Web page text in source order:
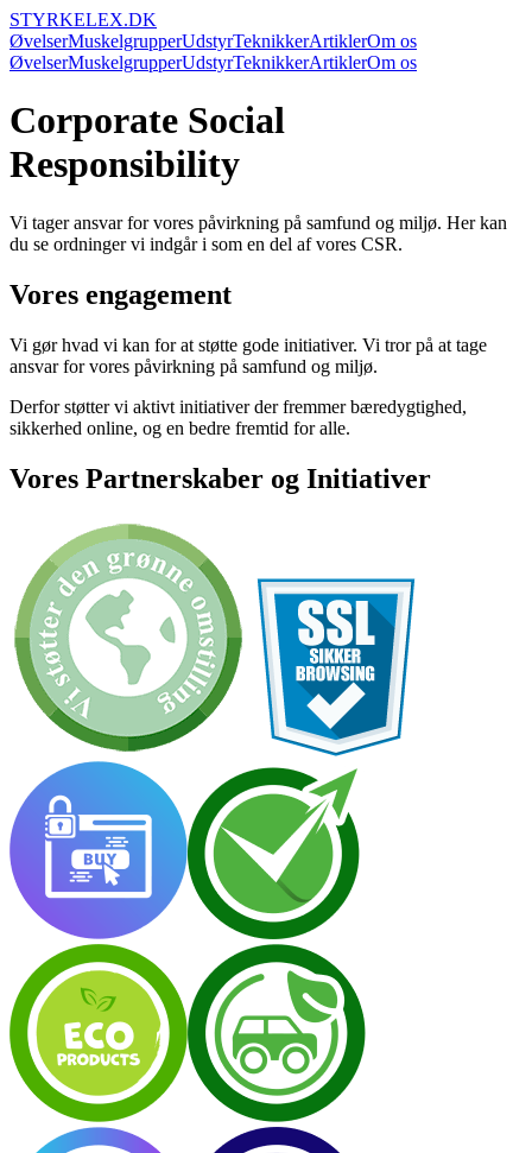
STYRKELEX.DK
ØvelserMuskelgrupperUdstyrTeknikkerArtiklerOm os
ØvelserMuskelgrupperUdstyrTeknikkerArtiklerOm os
Corporate Social
Responsibility
Vi tager ansvar for vores påvirkning på samfund og miljø. Her kan
du se ordninger vi indgår i som en del af vores CSR.
Vores engagement
Vi gør hvad vi kan for at støtte gode initiativer. Vi tror på at tage
ansvar for vores påvirkning på samfund og miljø.
Derfor støtter vi aktivt initiativer der fremmer bæredygtighed,
sikkerhed online, og en bedre fremtid for alle.
Vores Partnerskaber og Initiativer